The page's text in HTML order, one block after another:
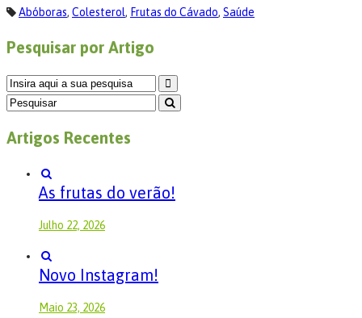
Abóboras, Colesterol, Frutas do Cávado, Saúde
Pesquisar por Artigo
Artigos Recentes
As frutas do verão!
Julho 22, 2026
Novo Instagram!
Maio 23, 2026